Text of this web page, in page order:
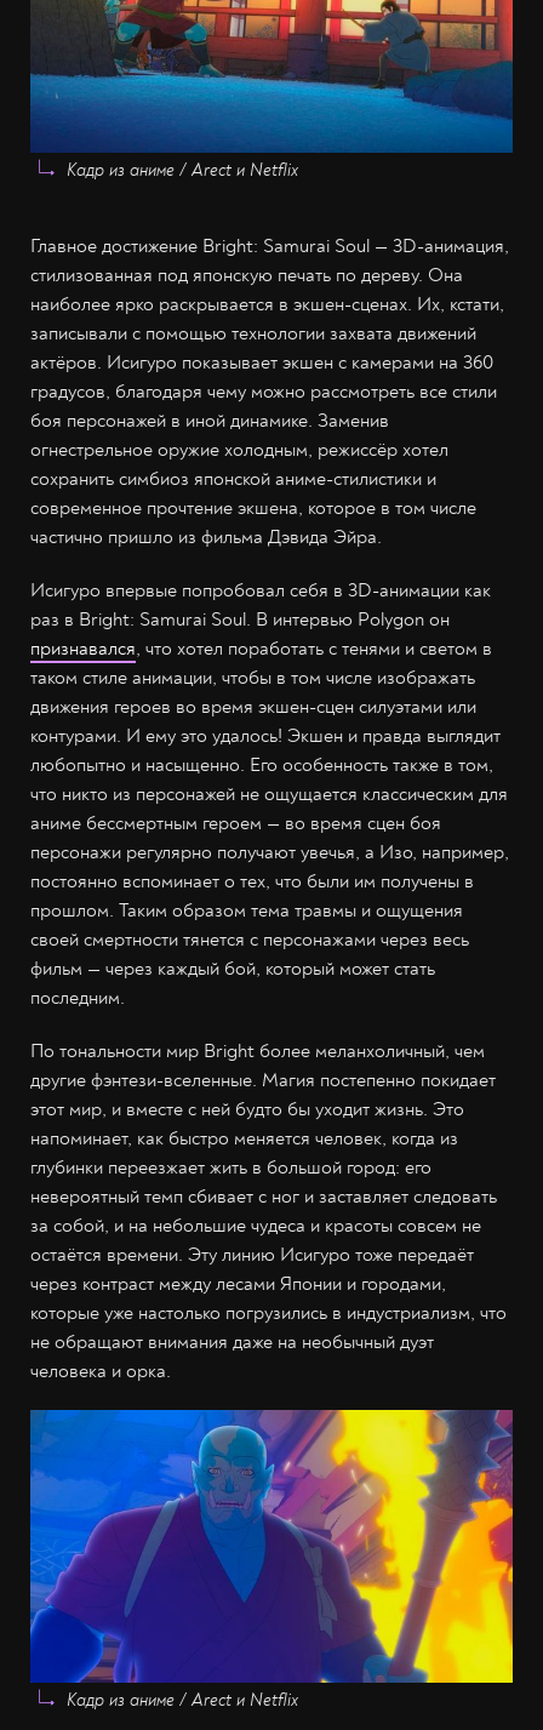
Кадр из аниме / Arect и Netflix
Главное достижение Bright: Samurai Soul — 3D-анимация,
стилизованная под японскую печать по дереву. Она
наиболее ярко раскрывается в экшен-сценах. Их, кстати,
записывали с помощью технологии захвата движений
актёров. Исигуро показывает экшен с камерами на 360
градусов, благодаря чему можно рассмотреть все стили
боя персонажей в иной динамике. Заменив
огнестрельное оружие холодным, режиссёр хотел
сохранить симбиоз японской аниме-стилистики и
современное прочтение экшена, которое в том числе
частично пришло из фильма Дэвида Эйра.
Исигуро впервые попробовал себя в 3D-анимации как
раз в Bright: Samurai Soul. В интервью Polygon он
признавался, что хотел поработать с тенями и светом в
таком стиле анимации, чтобы в том числе изображать
движения героев во время экшен-сцен силуэтами или
контурами. И ему это удалось! Экшен и правда выглядит
любопытно и насыщенно. Его особенность также в том,
что никто из персонажей не ощущается классическим для
аниме бессмертным героем — во время сцен боя
персонажи регулярно получают увечья, а Изо, например,
постоянно вспоминает о тех, что были им получены в
прошлом. Таким образом тема травмы и ощущения
своей смертности тянется с персонажами через весь
фильм — через каждый бой, который может стать
последним.
По тональности мир Bright более меланхоличный, чем
другие фэнтези-вселенные. Магия постепенно покидает
этот мир, и вместе с ней будто бы уходит жизнь. Это
напоминает, как быстро меняется человек, когда из
глубинки переезжает жить в большой город: его
невероятный темп сбивает с ног и заставляет следовать
за собой, и на небольшие чудеса и красоты совсем не
остаётся времени. Эту линию Исигуро тоже передаёт
через контраст между лесами Японии и городами,
которые уже настолько погрузились в индустриализм, что
не обращают внимания даже на необычный дуэт
человека и орка.
Кадр из аниме / Arect и Netflix